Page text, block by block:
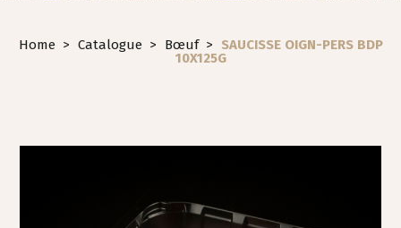
Home > Catalogue > Bœuf >
SAUCISSE OIGN-PERS BDP
10X125G